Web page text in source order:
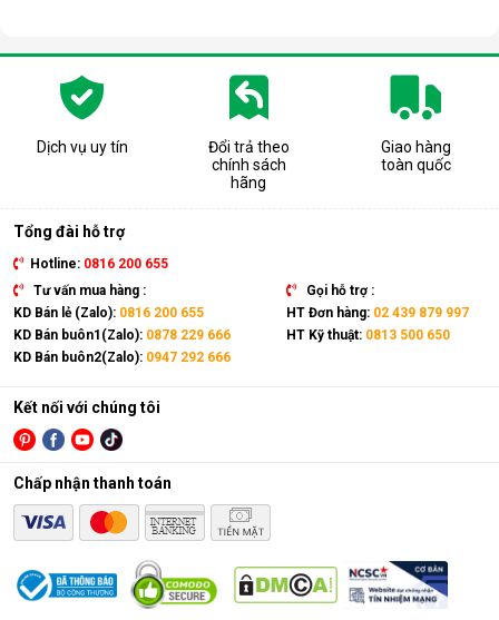
Dịch vụ uy tín
Đổi trả theo
chính sách
hãng
Giao hàng
toàn quốc
Tổng đài hỗ trợ
Hotline: 0816 200 655
Tư vấn mua hàng :
KD Bán lẻ (Zalo): 0816 200 655
KD Bán buôn1(Zalo): 0878 229 666
KD Bán buôn2(Zalo): 0947 292 666
Gọi hỗ trợ :
HT Đơn hàng: 02 439 879 997
HT Kỹ thuật: 0813 500 650
Kết nối với chúng tôi
Chấp nhận thanh toán